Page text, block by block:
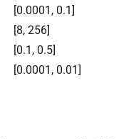
[0.0001, 0.1]
[8, 256]
[0.1, 0.5]
[0.0001, 0.01]